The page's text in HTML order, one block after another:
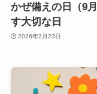
かぜ備えの日（9
す大切な日
2026年2月23日